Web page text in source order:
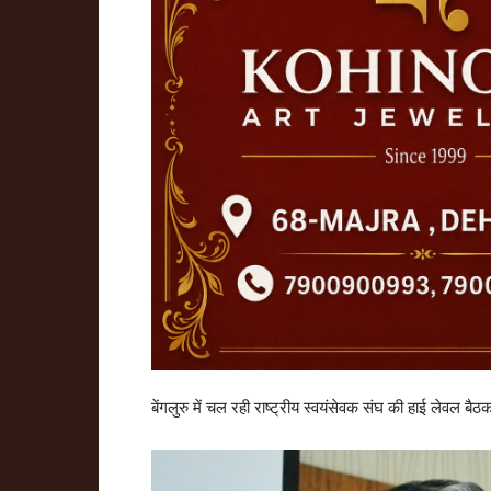
बेंगलुरु में चल रही राष्ट्रीय स्वयंसेवक संघ की हाई लेवल बैठक